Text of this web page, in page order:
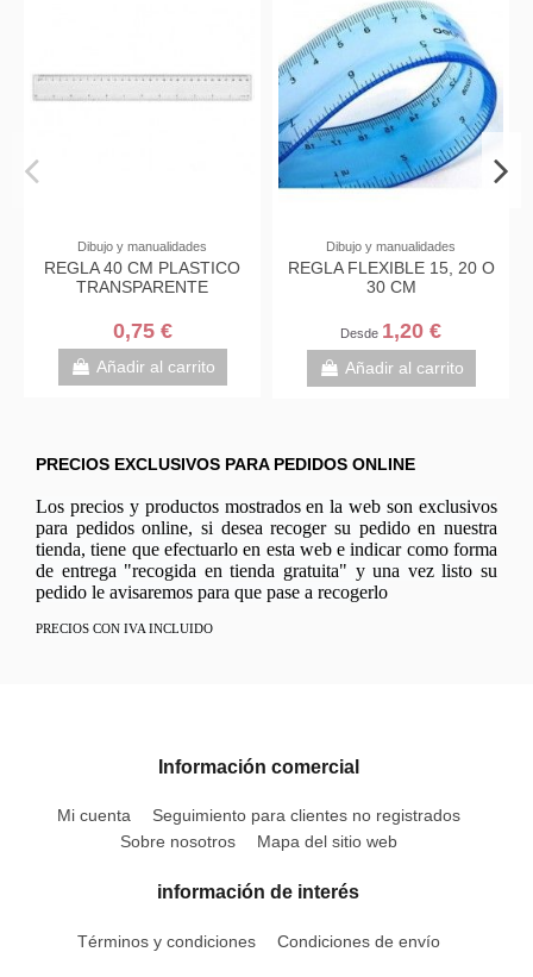
Dibujo y manualidades
REGLA 40 CM PLASTICO
TRANSPARENTE
0,75 €
Añadir al carrito
Dibujo y manualidades
REGLA FLEXIBLE 15, 20 O
30 CM
Desde 1,20 €
Añadir al carrito
PRECIOS EXCLUSIVOS PARA PEDIDOS ONLINE
Los precios y productos mostrados en la web son exclusivos
para pedidos online, si desea recoger su pedido en nuestra
tienda, tiene que efectuarlo en esta web e indicar como forma
de entrega "recogida en tienda gratuita" y una vez listo su
pedido le avisaremos para que pase a recogerlo
PRECIOS CON IVA INCLUIDO
Información comercial
Mi cuenta
Seguimiento para clientes no registrados
Sobre nosotros
Mapa del sitio web
información de interés
Términos y condiciones Condiciones de envío